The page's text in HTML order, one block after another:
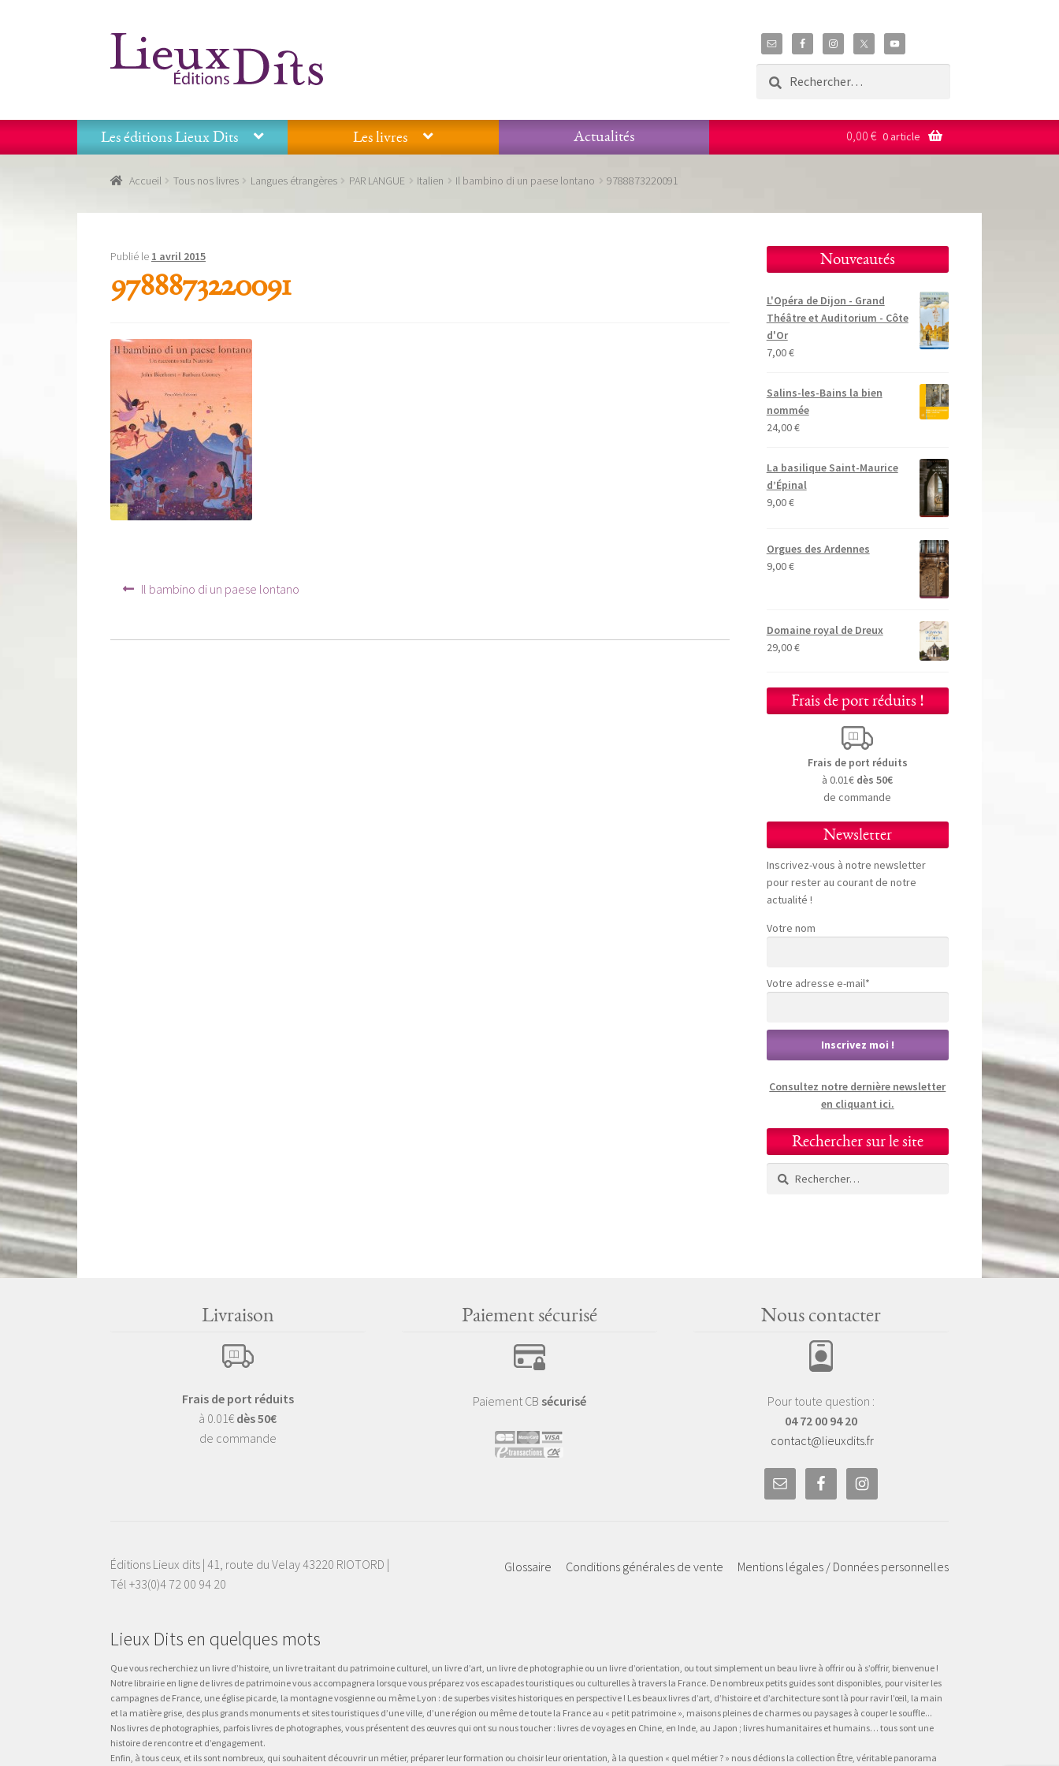
Aller
à
Aller
au
Les éditions Lieux Dits Les livres
Actualités
0,00 € 0 article
Accueil Tous nos livres Langues étrangères PAR LANGUE Italien Il bambino di un paese lontano 9788873220091
Publié le 1 avril 2015
9788873220091
Navigation
l’article
Article
Il bambino di un paese lontano
Nouveautés
L'Opéra de Dijon - Grand
Théâtre et Auditorium - Côte
d'Or
7,00€
Salins-les-Bains la bien
nommée
24,00€
La basilique Saint-Maurice
d’Épinal
9,00€
Orgues des Ardennes
9,00€
Domaine royal de Dreux
29,00€
Frais de port réduits !
Frais de port réduits
à 0.01€ dès 50€
de commande
Newsletter
Inscrivez-vous à notre newsletter
pour rester au courant de notre
actualité !
Votre nom
Votre adresse e-mail*
Consultez notre dernière newsletter
en cliquant ici.
Rechercher sur le site
Rechercher :
Livraison
Frais de port réduits
à 0.01€ dès 50€
de commande
Paiement sécurisé
Paiement CB sécurisé
Nous contacter
Pour toute question :
04 72 00 94 20
contact@lieuxdits.fr
Glossaire Conditions générales de vente Mentions légales / Données personnelles
Éditions Lieux dits | 41, route du Velay 43220 RIOTORD |
Tél +33(0)4 72 00 94 20
Lieux Dits en quelques mots
Que vous recherchiez un livre d’histoire, un livre traitant du patrimoine culturel, un livre d’art, un livre de photographie ou un livre d’orientation, ou tout simplement un beau livre à offrir ou à s’offrir, bienvenue !
Notre librairie en ligne de livres de patrimoine vous accompagnera lorsque vous préparez vos escapades touristiques ou culturelles à travers la France. De nombreux petits guides sont disponibles, pour visiter les
campagnes de France, une église picarde, la montagne vosgienne ou même Lyon : de superbes visites historiques en perspective ! Les beaux livres d’art, d’histoire et d’architecture sont là pour ravir l’œil, la main
et la matière grise, des plus grands monuments et sites touristiques d’une ville, d’une région ou même de toute la France au « petit patrimoine », maisons pleines de charmes ou paysages à couper le souffle...
Nos livres de photographies, parfois livres de photographes, vous présentent des œuvres qui ont su nous toucher : livres de voyages en Chine, en Inde, au Japon ; livres humanitaires et humains… tous sont une
histoire de rencontre et d’engagement.
Enfin, à tous ceux, et ils sont nombreux, qui souhaitent découvrir un métier, préparer leur formation ou choisir leur orientation, à la question « quel métier ? » nous dédions la collection Être, véritable panorama